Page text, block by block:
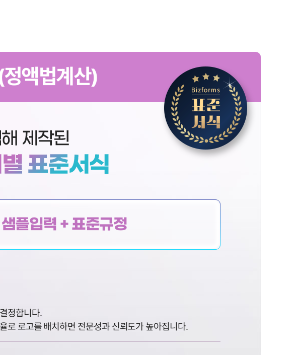
액법계산)
플입력 + 표준규정
정합니다.
로 로고를 배치하면 전문성과 신뢰도가 높아집니다.